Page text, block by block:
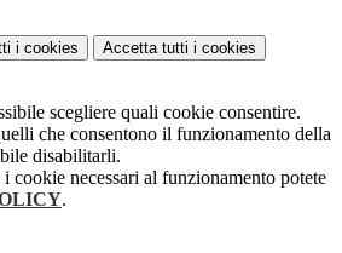
i cookies Accetta tutti i cookies
scegliere quali cookie consentire.
che consentono il funzionamento della
disabilitarli.
cookie necessari al funzionamento potete
.